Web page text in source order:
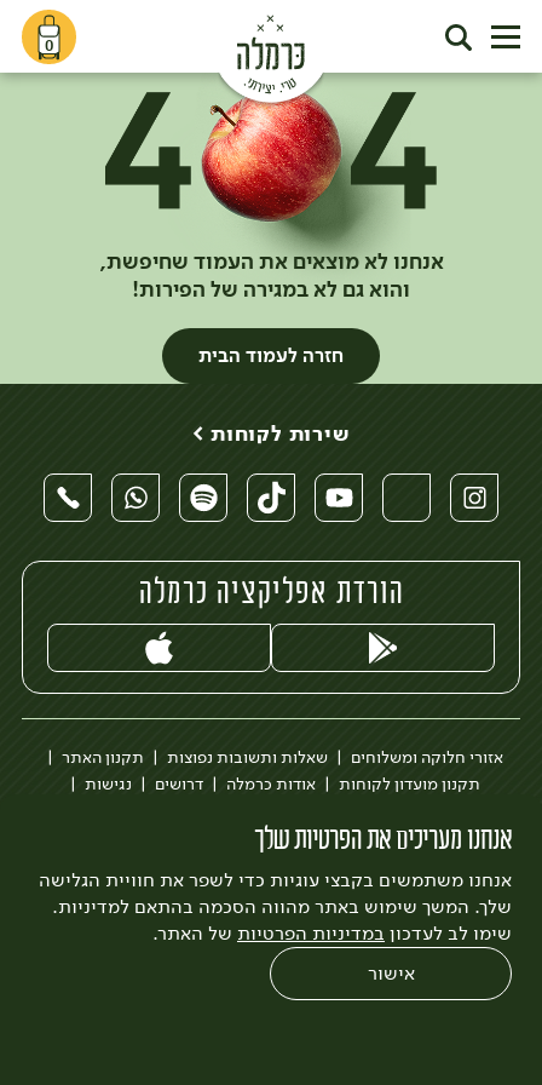
0
אנחנו לא מוצאים את העמוד שחיפשת,
והוא גם לא במגירה של הפירות!
חזרה לעמוד הבית
אנחנו מעריכים את הפרטיות שלך
אנחנו משתמשים בקבצי עוגיות כדי לשפר את חוויית הגלישה
שלך. המשך שימוש באתר מהווה הסכמה בהתאם למדיניות.
שימו לב לעדכון במדיניות הפרטיות של האתר.
אישור
שירות לקוחות >
הורדת אפליקציה כרמלה
אזורי חלוקה ומשלוחים שאלות ותשובות נפוצות
תקנון האתר
תקנון מועדון לקוחות
אודות כרמלה דרושים
נגישות
לצפייה בעדכון מדיניות פרטיות
עיצוב:3bears פיתוח:Quatro